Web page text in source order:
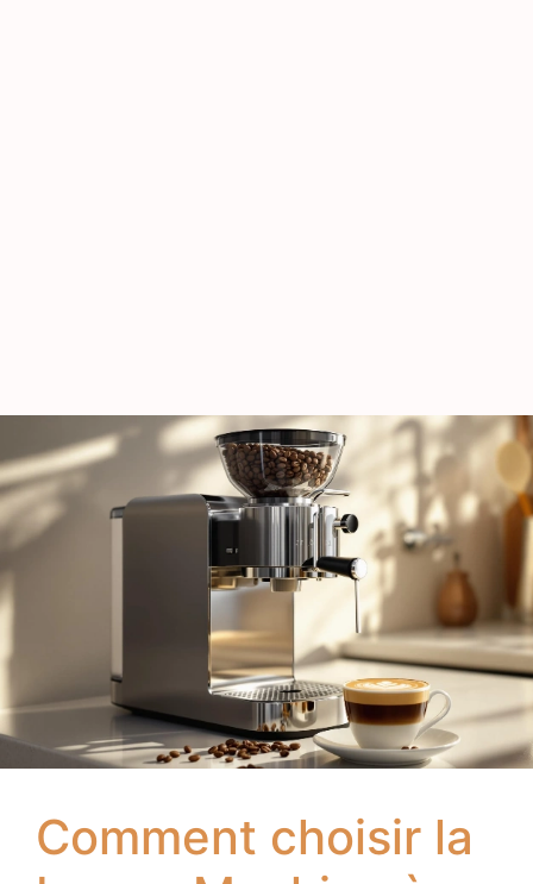
Comment choisir la